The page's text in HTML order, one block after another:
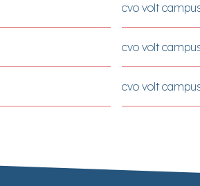
cvo volt
cvo volt
cvo volt